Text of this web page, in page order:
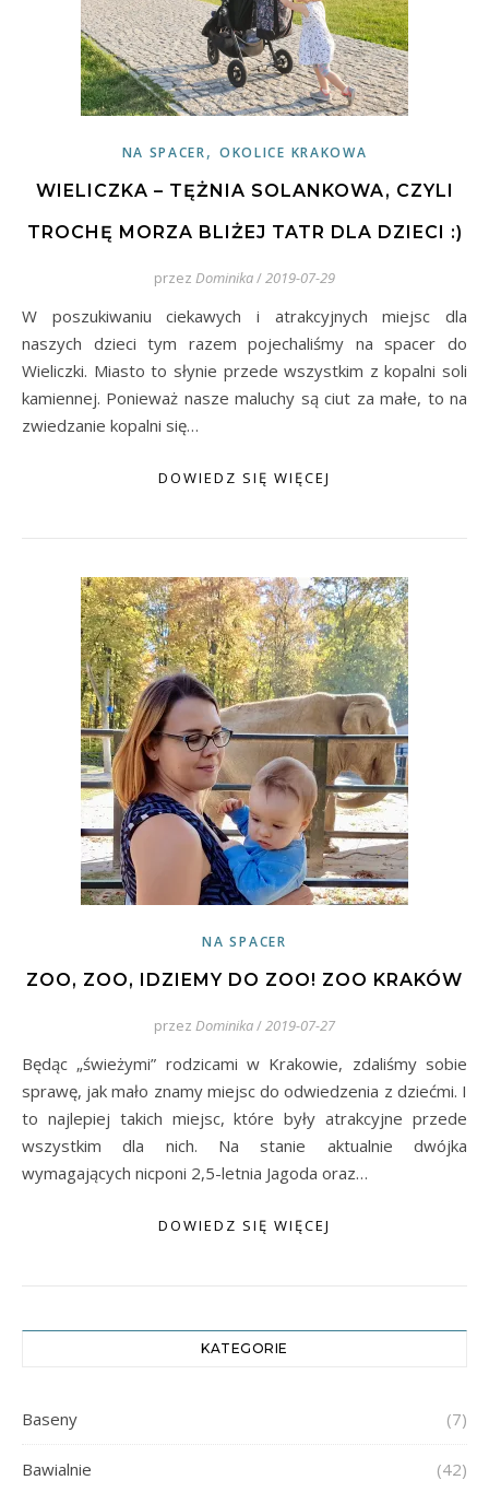
NA SPACER, OKOLICE KRAKOWA
WIELICZKA – TĘŻNIA SOLANKOWA, CZYLI
TROCHĘ MORZA BLIŻEJ TATR DLA DZIECI :)
przez Dominika/2019-07-29
W poszukiwaniu ciekawych i atrakcyjnych miejsc dla
naszych dzieci tym razem pojechaliśmy na spacer do
Wieliczki. Miasto to słynie przede wszystkim z kopalni soli
kamiennej. Ponieważ nasze maluchy są ciut za małe, to na
zwiedzanie kopalni się…
DOWIEDZ SIĘ WIĘCEJ
NA SPACER
ZOO, ZOO, IDZIEMY DO ZOO! ZOO KRAKÓW
przez Dominika/2019-07-27
Będąc „świeżymi” rodzicami w Krakowie, zdaliśmy sobie
sprawę, jak mało znamy miejsc do odwiedzenia z dziećmi. I
to najlepiej takich miejsc, które były atrakcyjne przede
wszystkim dla nich. Na stanie aktualnie dwójka
wymagających nicponi 2,5-letnia Jagoda oraz…
DOWIEDZ SIĘ WIĘCEJ
KATEGORIE
Baseny (7)
Bawialnie (42)